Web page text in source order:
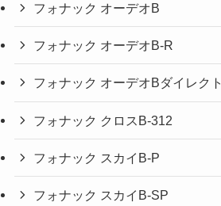
フォナック オーデオB
フォナック オーデオB-R
フォナック オーデオBダイレクト
フォナック クロスB-312
フォナック スカイB-P
フォナック スカイB-SP